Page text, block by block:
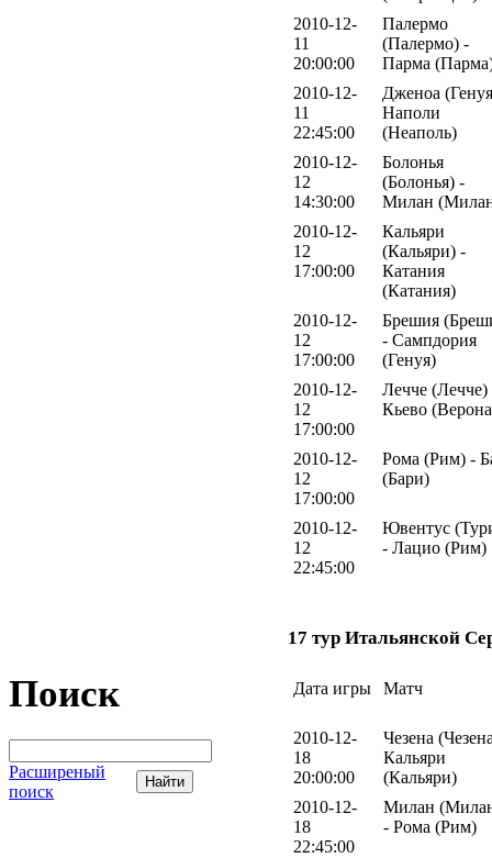
Поиск
Расширеный
поиск
2010-12-
11
20:00:00
Палермо
(Палермо) -
Парма
2010-12-
11
22:45:00
Дженоа
Наполи
(Неаполь)
2010-12-
12
14:30:00
Болонья
(Болонья) -
Милан
2010-12-
12
17:00:00
Кальяри
(Кальяри) -
Катания
(Катания)
2010-12-
12
17:00:00
Брешия
- Сампдория
(Генуя)
2010-12-
12
17:00:00
Лечче (Лечче)
Кьево
2010-12-
12
17:00:00
Рома (Рим) -
(Бари)
2010-12-
12
22:45:00
Ювентус
- Лацио (Рим)
17 тур Итальянской
Дата игры Матч
2010-12-
18
20:00:00
Чезена
Кальяри
(Кальяри)
2010-12-
18
22:45:00
Милан
- Рома (Рим)